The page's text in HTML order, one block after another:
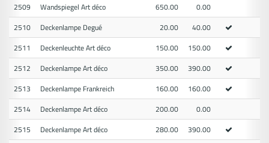
2509 Wandspiegel Art déco 650.00
0.00
2510
Deckenlampe Degué 20.00
40.00
2511
Deckenleuchte Art déco 150.00
150.00
2512
Deckenlampe Art déco 350.00
390.00
2513
Deckenlampe Frankreich 160.00
160.00
2514
Deckenlampe Art déco 200.00
0.00
2515
Deckenlampe Art déco 280.00
390.00